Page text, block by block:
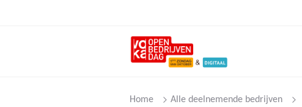
Home Alle deelnemende bedrijven